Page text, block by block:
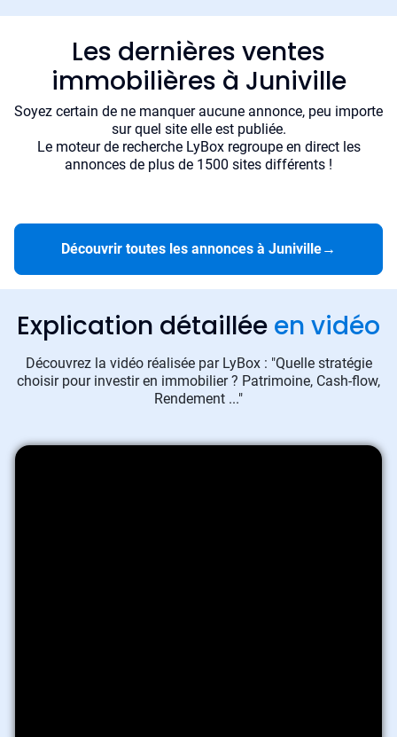
Les dernières ventes
immobilières à Juniville
Soyez certain de ne manquer aucune annonce, peu importe
sur quel site elle est publiée.
Le moteur de recherche LyBox regroupe en direct les
annonces de plus de 1500 sites différents !
Découvrir toutes les annonces à Juniville→
Explication détaillée en vidéo
Découvrez la vidéo réalisée par LyBox : "Quelle stratégie
choisir pour investir en immobilier ? Patrimoine, Cash-flow,
Rendement ..."